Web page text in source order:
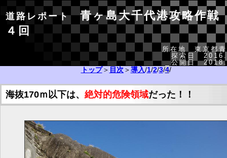
道路レポート青ヶ島大千代港攻略作
４回
所在地 東京都
探索日
公開日
トップ＞ 目次 ＞導入/1/2/3/4/
海抜170ｍ以下は、 絶対的危険領域だった！！